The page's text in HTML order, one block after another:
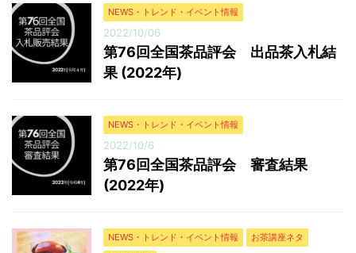
NEWS・トレンド・イベント情報
2022/10/06
第76回全国茶品評会 出品茶入札結
果 (2022年)
NEWS・トレンド・イベント情報
2022/10/6
第76回全国茶品評会 審査結果
(2022年)
NEWS・トレンド・イベント情報
お茶講座ネタ